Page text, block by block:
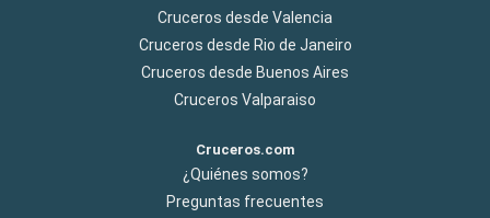
Cruceros desde Valencia
Cruceros desde Rio de Janeiro
Cruceros desde Buenos Aires
Cruceros Valparaiso
Cruceros.com
¿Quiénes somos?
Preguntas frecuentes